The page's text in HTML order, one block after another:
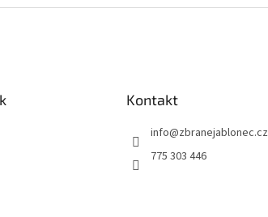
Kontakt
info@zbranejablonec.cz
775 303 446